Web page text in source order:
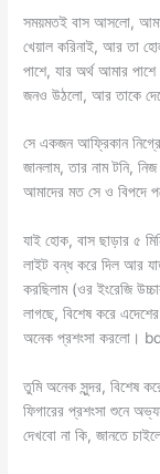
সময়মতই বাস আসলো,
খেয়াল করিনাই, আর তা
পাশে, যার অর্থ আমার
জনও উঠলো, আর তাকে
সে একজন আফ্রিকান
জানলাম, তার নাম টনি,
আমাদের মত সে ও বিপদে
যাই হোক, বাস ছাড়ার ৫
লাইট বন্ধ করে দিল আর
করছিলাম (ওর ইংরেজি
লাগছে, বিশেষ করে
অনেক প্রশংসা করলো। bd
তুমি অনেক সুন্দর, বিশেষ
ফিগারের প্রশংসা শুনে
দেখবো না কি, জানতে